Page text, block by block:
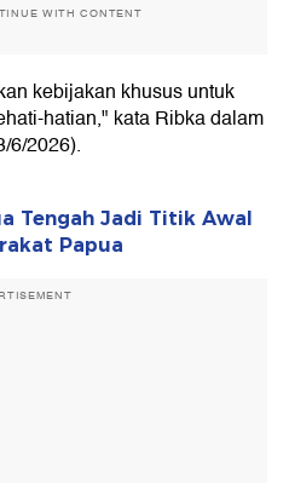
WITH CONTENT
kebijakan khusus untuk
hatian," kata Ribka dalam
6/2026).
Tengah Jadi Titik Awal
Papua